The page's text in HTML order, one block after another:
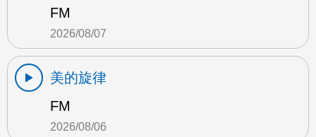
FM
2026/08/07
美的旋律
FM
2026/08/06